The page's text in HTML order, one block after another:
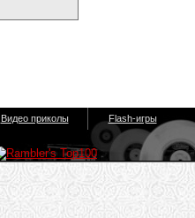
Видео приколы Flash-игры